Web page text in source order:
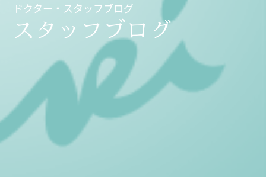
ドクター・スタッフブログ
スタッフブログ